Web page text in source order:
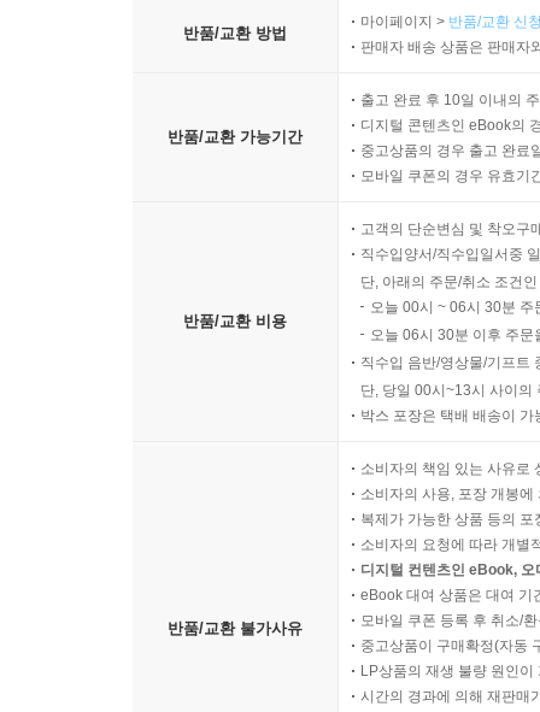
반품/교환 방법
마이페이지 > 반품/교환 신
판매자 배송 상품은 판매자
반품/교환 가능기간
출고 완료 후 10일 이내의
디지털 콘텐츠인 eBook의
중고상품의 경우 출고 완료
모바일 쿠폰의 경우 유효기
반품/교환 비용
고객의 단순변심 및 착오구
직수입양서/직수입일서중
단, 아래의 주문/취소 조건
오늘 00시 ~ 06시 30분
오늘 06시 30분 이후 주
직수입 음반/영상물/기프트
단, 당일 00시~13시 사이의
박스 포장은 택배 배송이
반품/교환 불가사유
소비자의 책임 있는 사유로
소비자의 사용, 포장 개봉
복제가 가능한 상품 등의
소비자의 요청에 따라 개별
디지털 컨텐츠인 eBook,
eBook 대여 상품은 대여 기
모바일 쿠폰 등록 후 취소/
중고상품이 구매확정(자동
LP상품의 재생 불량 원인
시간의 경과에 의해 재판매